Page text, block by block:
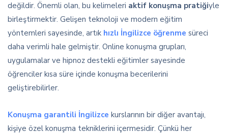
değildir. Önemli olan, bu kelimeleri aktif konuşma pratiğiyle
birleştirmektir. Gelişen teknoloji ve modern eğitim
yöntemleri sayesinde, artık hızlı İngilizce öğrenme süreci
daha verimli hale gelmiştir. Online konuşma grupları,
uygulamalar ve hipnoz destekli eğitimler sayesinde
öğrenciler kısa süre içinde konuşma becerilerini
geliştirebilirler.
Konuşma garantili İngilizce kurslarının bir diğer avantajı,
kişiye özel konuşma tekniklerini içermesidir. Çünkü her